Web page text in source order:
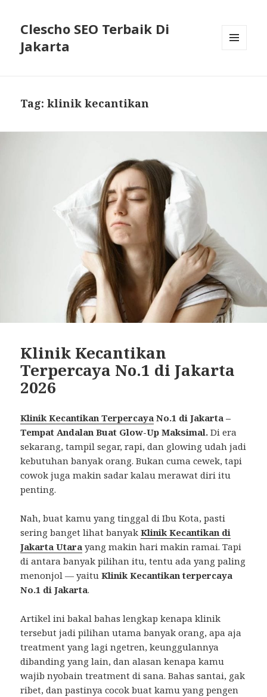
Clescho SEO Terbaik Di
Jakarta
Tag: klinik kecantikan
Klinik Kecantikan
Terpercaya No.1 di Jakarta
2026
Klinik Kecantikan Terpercaya No.1 di Jakarta –
Tempat Andalan Buat Glow-Up Maksimal.Di era
sekarang, tampil segar, rapi, dan glowing udah jadi
kebutuhan banyak orang. Bukan cuma cewek, tapi
cowok juga makin sadar kalau merawat diri itu
penting.
Nah, buat kamu yang tinggal di Ibu Kota, pasti
sering banget lihat banyakKlinik Kecantikan di
Jakarta Utara yang makin hari makin ramai. Tapi
di antara banyak pilihan itu, tentu ada yang paling
menonjol — yaituKlinik Kecantikan terpercaya
No.1 di Jakarta.
Artikel ini bakal bahas lengkap kenapa klinik
tersebut jadi pilihan utama banyak orang, apa aja
treatment yang lagi ngetren, keunggulannya
dibanding yang lain, dan alasan kenapa kamu
wajib nyobain treatment di sana. Bahas santai, gak
ribet, dan pastinya cocok buat kamu yang pengen